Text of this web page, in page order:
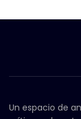
Un espacio de